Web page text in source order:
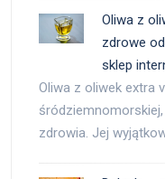
Oliwa z
zdrowe
sklep
Oliwa z oliwek extra
zdrowia. Jej